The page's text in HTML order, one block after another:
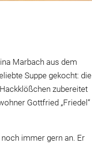
Marbach aus dem
Suppe gekocht: die
zubereitet
Gottfried „Friedel“
immer gern an. Er